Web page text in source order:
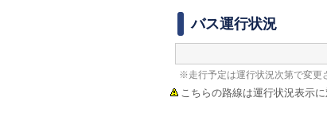
バス運行状況
※走行予定は運行状況次第で変更
こちらの路線は運行状況表示